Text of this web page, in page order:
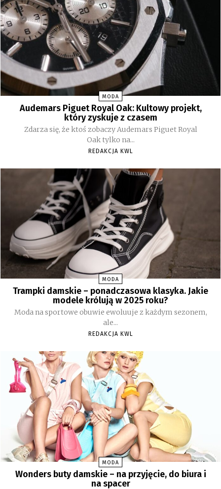
MODA
Audemars Piguet Royal Oak: Kultowy projekt,
który zyskuje z czasem
Zdarza się, że ktoś zobaczy Audemars Piguet Royal
Oak tylko na...
REDAKCJA KWL
MODA
Trampki damskie – ponadczasowa klasyka. Jakie
modele królują w 2025 roku?
Moda na sportowe obuwie ewoluuje z każdym sezonem,
ale...
REDAKCJA KWL
MODA
Wonders buty damskie – na przyjęcie, do biura i
na spacer